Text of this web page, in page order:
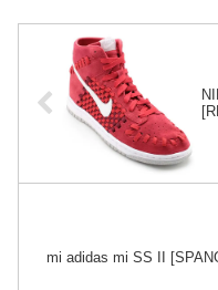
mi adidas mi SS II